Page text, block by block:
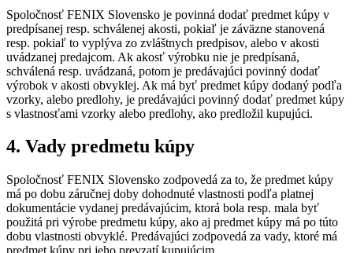
Spoločnosť FENIX Slovensko je povinná dodať predmet kúpy v
predpísanej resp. schválenej akosti, pokiaľ je záväzne stanovená
resp. pokiaľ to vyplýva zo zvláštnych predpisov, alebo v akosti
uvádzanej predajcom. Ak akosť výrobku nie je predpísaná,
schválená resp. uvádzaná, potom je predávajúci povinný dodať
výrobok v akosti obvyklej. Ak má byť predmet kúpy dodaný podľa
vzorky, alebo predlohy, je predávajúci povinný dodať predmet kúpy
s vlastnosťami vzorky alebo predlohy, ako predložil kupujúci.
4. Vady predmetu kúpy
Spoločnosť FENIX Slovensko zodpovedá za to, že predmet kúpy
má po dobu záručnej doby dohodnuté vlastnosti podľa platnej
dokumentácie vydanej predávajúcim, ktorá bola resp. mala byť
použitá pri výrobe predmetu kúpy, ako aj predmet kúpy má po túto
dobu vlastnosti obvyklé. Predávajúci zodpovedá za vady, ktoré má